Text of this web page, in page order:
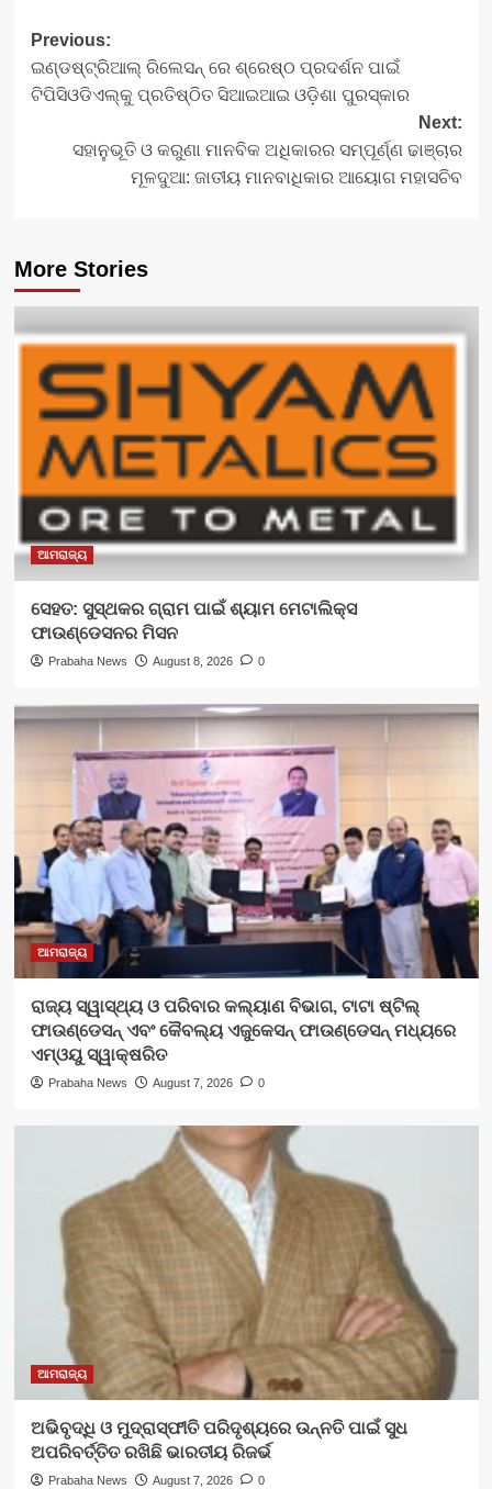
Post
navigation
Previous:
ଇଣ୍ଡଷ୍ଟ୍ରିଆଲ୍ ରିଲେସନ୍ ରେ ଶ୍ରେଷ୍ଠ ପ୍ରଦର୍ଶନ ପାଇଁ
ଟିପିସିଓଡିଏଲ୍‌କୁ ପ୍ରତିଷ୍ଠିତ ସିଆଇଆଇ ଓଡ଼ିଶା ପୁରସ୍କାର
Next:
ସହାନୁଭୂତି ଓ କରୁଣା ମାନବିକ ଅଧିକାରର ସମ୍ପୂର୍ଣ୍ଣ ଢାଞ୍ଚାର
ମୂଳଦୁଆ: ଜାତୀୟ ମାନବାଧିକାର ଆୟୋଗ ମହାସଚିବ
More Stories
ଆମରାଜ୍ୟ
ସେହତ: ସୁସ୍ଥକର ଗ୍ରାମ ପାଇଁ ଶ୍ୟାମ ମେଟାଲିକ୍ସ
ଫାଉଣ୍ଡେସନର ମିସନ
Prabaha News August 8, 2026 0
ଆମରାଜ୍ୟ
ରାଜ୍ୟ ସ୍ୱାସ୍ଥ୍ୟ ଓ ପରିବାର କଲ୍ୟାଣ ବିଭାଗ, ଟାଟା ଷ୍ଟିଲ୍
ଫାଉଣ୍ଡେସନ୍ ଏବଂ କୈବଲ୍ୟ ଏଜୁକେସନ୍ ଫାଉଣ୍ଡେସନ୍ ମଧ୍ୟରେ
ଏମ୍‌ଓୟୁ ସ୍ୱାକ୍ଷରିତ
Prabaha News August 7, 2026 0
ଆମରାଜ୍ୟ
ଅଭିବୃଦ୍ଧି ଓ ମୁଦ୍ରାସ୍ଫୀତି ପରିଦୃଶ୍ୟରେ ଉନ୍ନତି ପାଇଁ ସୁଧ
ଅପରିବର୍ତ୍ତିତ ରଖିଛି ଭାରତୀୟ ରିଜର୍ଭ
Prabaha News August 7, 2026 0